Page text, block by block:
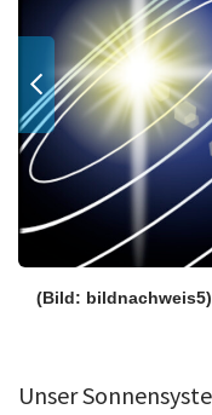
(Bild: bildnachweis5)
Unser